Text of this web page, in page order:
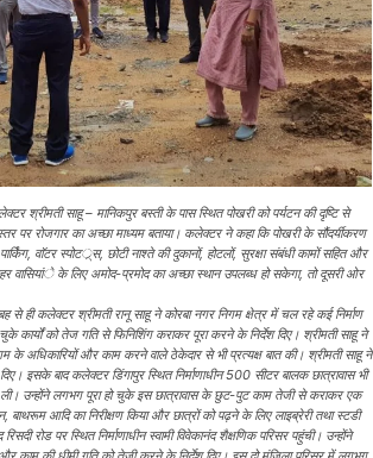
श्रीमती साहू – मानिकपुर बस्ती के पास स्थित पोखरी को पर्यटन की दृष्टि से
पर रोजगार का अच्छा माध्यम बताया। कलेक्टर ने कहा कि पोखरी के सौंदर्यीकरण
वाॅटर स्पोटर््स, छोटी नाश्ते की दुकानों, होटलों, सुरक्षा संबंधी कामों सहित और
के लिए अमोद-प्रमोद का अच्छा स्थान उपलब्ध हो सकेगा, तो दूसरी ओर
से ही कलेक्टर श्रीमती रानू साहू ने कोरबा नगर निगम क्षेत्र में चल रहे कई निर्माण
कार्यों को तेज गति से फिनिशिंग कराकर पूरा करने के निर्देश दिए। श्रीमती साहू ने
के अधिकारियों और काम करने वाले ठेकेदार से भी प्रत्यक्ष बात की। श्रीमती साहू ने
इसके बाद कलेक्टर डिंगापुर स्थित निर्माणाधीन 500 सीटर बालक छात्रावास भी
ली। उन्होंने लगभग पूरा हो चुके इस छात्रावास के छुट-पुट काम तेजी से कराकर एक
आदि का निरीक्षण किया और छात्रों को पढ़ने के लिए लाइब्रेरी तथा स्टडी
रोड पर स्थित निर्माणाधीन स्वामी विवेकानंद शैक्षणिक परिसर पहुंची। उन्होंने